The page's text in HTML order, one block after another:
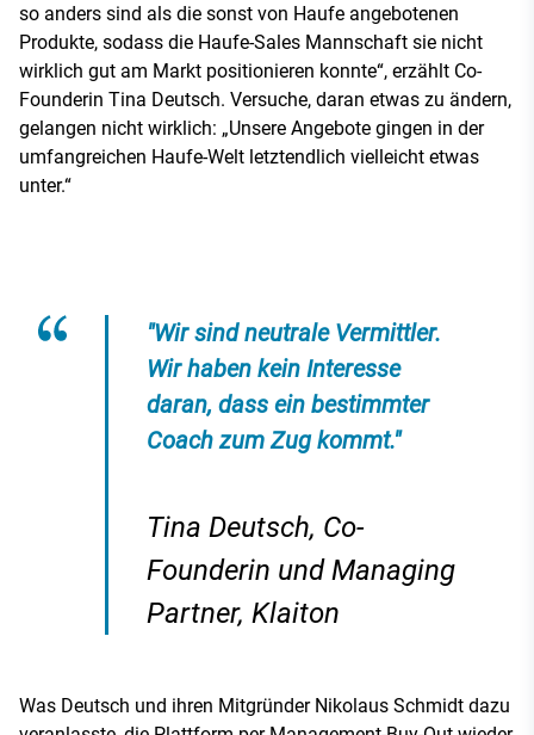
so anders sind als die sonst von Haufe angebotenen
Produkte, sodass die Haufe-Sales Mannschaft sie nicht
wirklich gut am Markt positionieren konnte“, erzählt Co-
Founderin Tina Deutsch. Versuche, daran etwas zu ändern,
gelangen nicht wirklich: „Unsere Angebote gingen in der
umfangreichen Haufe-Welt letztendlich vielleicht etwas
unter.“
"Wir sind neutrale Vermittler.
Wir haben kein Interesse
daran, dass ein bestimmter
Coach zum Zug kommt."
Tina Deutsch, Co-
Founderin und Managing
Partner, Klaiton
Was Deutsch und ihren Mitgründer Nikolaus Schmidt dazu